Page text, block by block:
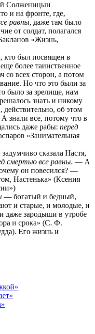
Солженицын
и на фронте, где,
равны, даже там было
от солдат, полагался
«Жизнь,
кто был посвящен в
более таинственное
со всех сторон, а потом
Но что это были за
было за зрелище, нам
знать и никому
об этом
знали все, потому что в
даже рабы: перед
«Занимательная
сказала Настя,
смертью все равны. ― А
он повесился? ―
Настенька» (Ксения
― богатый и бедный,
и старые, и молодые, и
даже зародыши в утробе
и срока» (С. Ф.
Его жизнь и